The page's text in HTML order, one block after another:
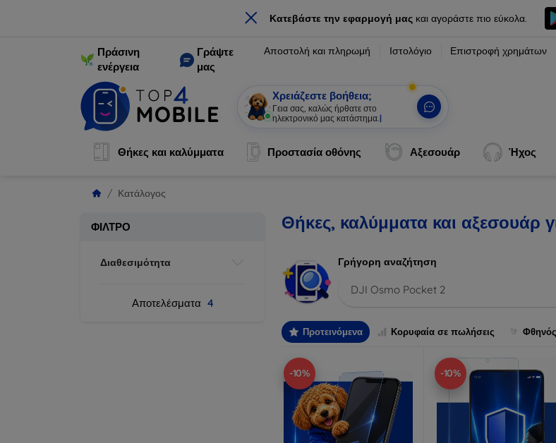
× Κατεβάστε την εφαρμογή μαςκαι αγοράστε πιο εύκολα.
Πράσινη
ενέργεια
Γράψτε
μας
Αποστολή και πληρωμή Ιστολόγιο Επιστροφή χρημάτων
Χρειάζεστε βοήθεια;
Γεια σας, καλώς ήρθατε στο
ηλεκτρονικό μας κατάστημα. |
Θήκες και καλύμματα Προστασία οθόνης Αξεσουάρ Ήχος
Κατάλογος
ΦΊΛΤΡΟ
Διαθεσιμότητα
Αποτελέσματα 4
Θήκες, καλύμματα και αξεσουάρ
Γρήγορη αναζήτηση
DJI Osmo Pocket 2
Προτεινόμενα Κορυφαία σε πωλήσεις Φθηνός
-10% -10%